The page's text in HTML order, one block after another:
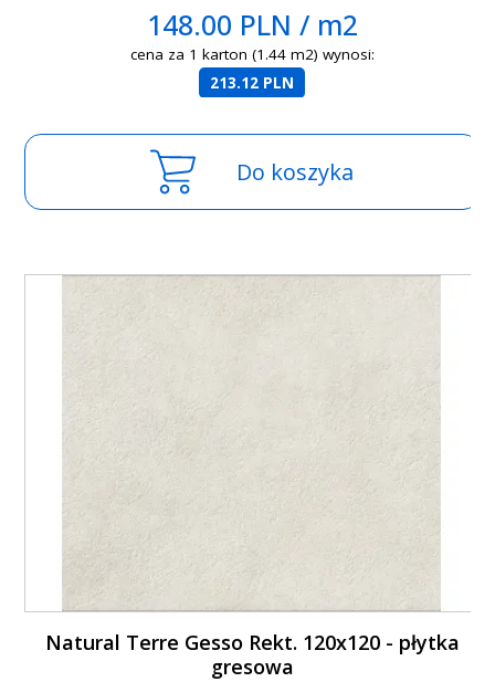
148.00 PLN / m2
cena za 1 karton (1.44 m2) wynosi:
213.12 PLN
Do koszyka
Natural Terre Gesso Rekt. 120x120 - płytka
gresowa